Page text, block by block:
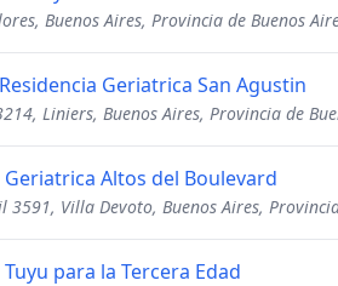
Buenos Aires, Provincia de Buenos
Geriatrica San Agustin
Liniers, Buenos Aires, Provincia de
Geriatrica Altos del Boulevard
3591, Villa Devoto, Buenos Aires,
para la Tercera Edad